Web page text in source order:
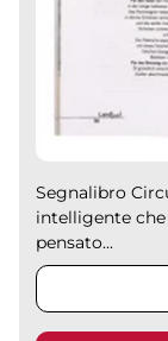
Segnalibro
intelligente
pensato...